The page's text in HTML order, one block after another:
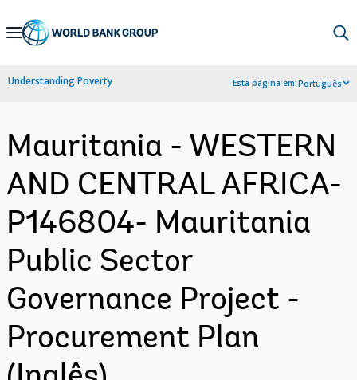
Skip
Navigation
Understanding Poverty Esta página em:Português
Mauritania - WESTERN
AND CENTRAL AFRICA-
P146804- Mauritania
Public Sector
Governance Project -
Procurement Plan